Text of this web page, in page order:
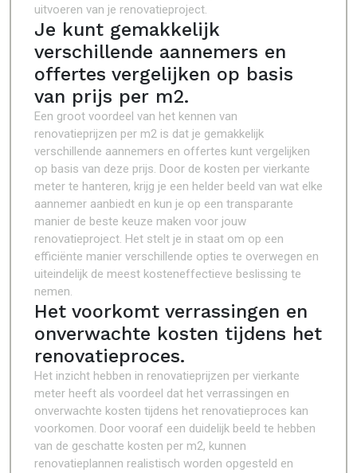
uitvoeren van je renovatieproject.
Je kunt gemakkelijk
verschillende aannemers en
offertes vergelijken op basis
van prijs per m2.
Een groot voordeel van het kennen van
renovatieprijzen per m2 is dat je gemakkelijk
verschillende aannemers en offertes kunt vergelijken
op basis van deze prijs. Door de kosten per vierkante
meter te hanteren, krijg je een helder beeld van wat elke
aannemer aanbiedt en kun je op een transparante
manier de beste keuze maken voor jouw
renovatieproject. Het stelt je in staat om op een
efficiënte manier verschillende opties te overwegen en
uiteindelijk de meest kosteneffectieve beslissing te
nemen.
Het voorkomt verrassingen en
onverwachte kosten tijdens het
renovatieproces.
Het inzicht hebben in renovatieprijzen per vierkante
meter heeft als voordeel dat het verrassingen en
onverwachte kosten tijdens het renovatieproces kan
voorkomen. Door vooraf een duidelijk beeld te hebben
van de geschatte kosten per m2, kunnen
renovatieplannen realistisch worden opgesteld en